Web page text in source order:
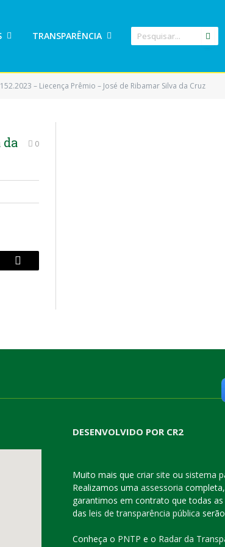
TRANSPARÊNCIA
– Liecença Prêmio – José de Ribamar Silva da Cruz
da
0
E-
DESENVOLVIDO POR CR2
Muito mais que criar site ou sistema
Realizamos uma assessoria
garantimos em contrato que todas as
das leis de transparência pública
Conheça o PNTP e o Radar da